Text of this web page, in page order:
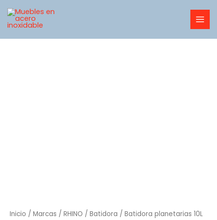
contenido
Inicio / Marcas / RHINO / Batidora / Batidora planetarias 10L